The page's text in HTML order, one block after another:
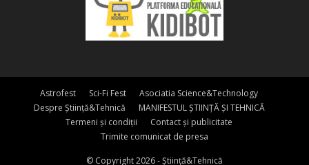
Astrofest Sci-Fi Fest
Asociatia Science&Technology
Despre Știință&Tehnică
MANIFESTUL ȘTIINȚĂ ȘI TEHNICĂ
Termeni și condiții
Contact și publicitate
Trimite comunicat de presa
© Copyright 2026 - Știință&Tehnică